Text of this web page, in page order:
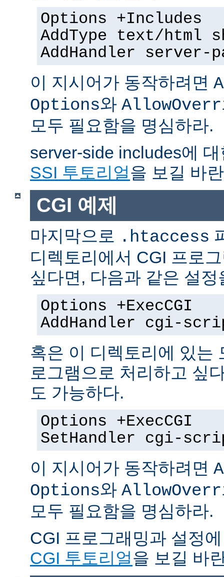
Options +Includes
AddType text/html
AddHandler server-
이 지시어가 동작하려면
Options와
모두 필요함을 명심하라.
server-side includes에
SSI 투토리얼을 보길 바
CGI 예제
마지막으로 .htaccess
디렉토리에서 CGI 프로
싶다면, 다음과 같은 설정
Options +ExecCGI
AddHandler cgi-
혹은 이 디렉토리에 있는
로그램으로 처리하고 싶
도 가능하다.
Options +ExecCGI
SetHandler cgi-
이 지시어가 동작하려면
Options와
모두 필요함을 명심하라.
CGI 프로그래밍과 설정
CGI 투토리얼을 보길 바